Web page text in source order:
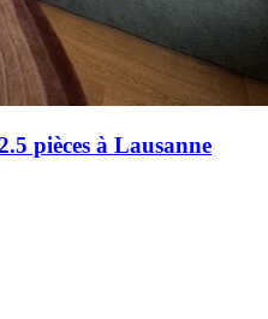
pièces à Lausanne